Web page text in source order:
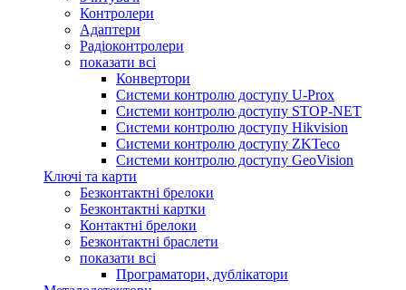
Контролери
Адаптери
Радіоконтролери
показати всі
Конвертори
Системи контролю доступу U-Prox
Системи контролю доступу STOP-NET
Системи контролю доступу Hikvision
Системи контролю доступу ZKTeco
Системи контролю доступу GeoVision
Ключі та карти
Безконтактні брелоки
Безконтактні картки
Контактні брелоки
Безконтактні браслети
показати всі
Програматори, дублікатори